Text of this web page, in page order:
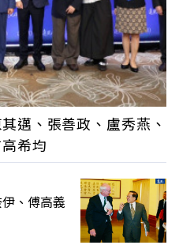
邁、張善政、盧秀燕、
希均
、傅高義